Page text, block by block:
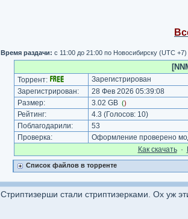
Время раздачи: с 11:00 до 21:00 по Новосибирску (UTC
Торрент:
Зарегистрирован
Зарегистрирован:
28 Фев 2026 05:39:08
Размер:
3.02 GB ()
Рейтинг: 4.3 (Голосов: 10)
Поблагодарили:
53
Проверка:
Оформление проверено
Как cкачать·
Список файлов в торренте
Стриптизерши стали стриптизерками. Ох уж